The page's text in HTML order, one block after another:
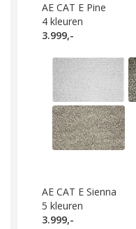
AE CAT E Pine
4 kleuren
3.999,-
AE CAT E Sienna
5 kleuren
3.999,-